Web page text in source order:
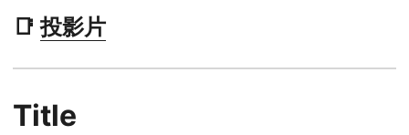
📑投影片
Title